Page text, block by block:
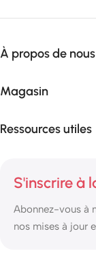
À propos de nous
Magasin
Ressources utiles
S'inscrire à
Abonnez-vous à
nos mises à jour